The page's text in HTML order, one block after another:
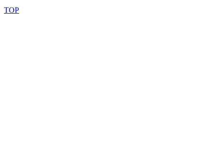
TOP